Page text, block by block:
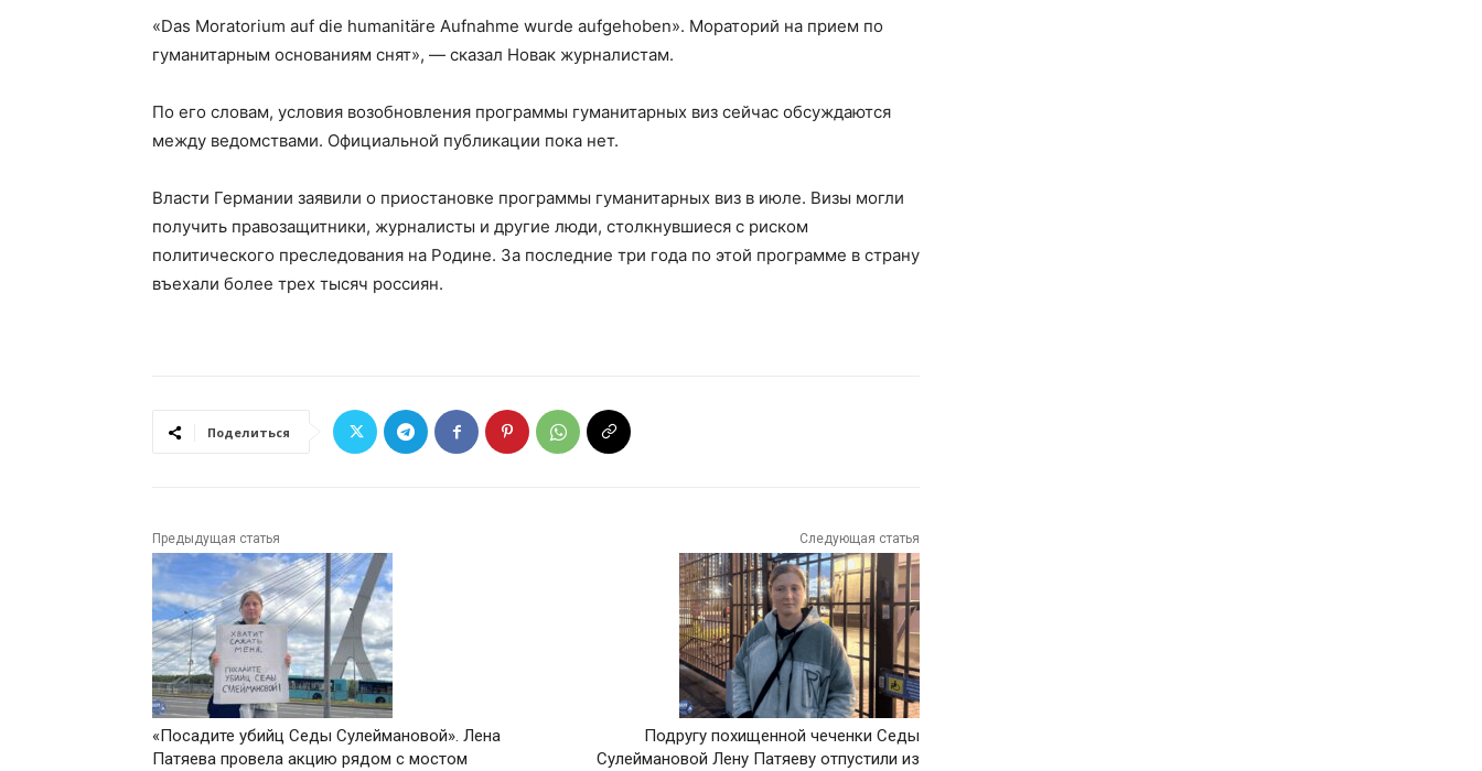
«Das Moratorium auf die humanitäre Aufnahme wurde aufgehoben». Мораторий на прием по
гуманитарным основаниям снят», — сказал Новак журналистам.
По его словам, условия возобновления программы гуманитарных виз сейчас обсуждаются
между ведомствами. Официальной публикации пока нет.
Власти Германии заявили о приостановке программы гуманитарных виз в июле. Визы могли
получить правозащитники, журналисты и другие люди, столкнувшиеся с риском
политического преследования на Родине. За последние три года по этой программе в страну
въехали более трех тысяч россиян.
Поделиться
Предыдущая статья
«Посадите убийц Седы Сулеймановой». Лена
Патяева провела акцию рядом с мостом
Следующая статья
Подругу похищенной чеченки Седы
Сулеймановой Лену Патяеву отпустили из